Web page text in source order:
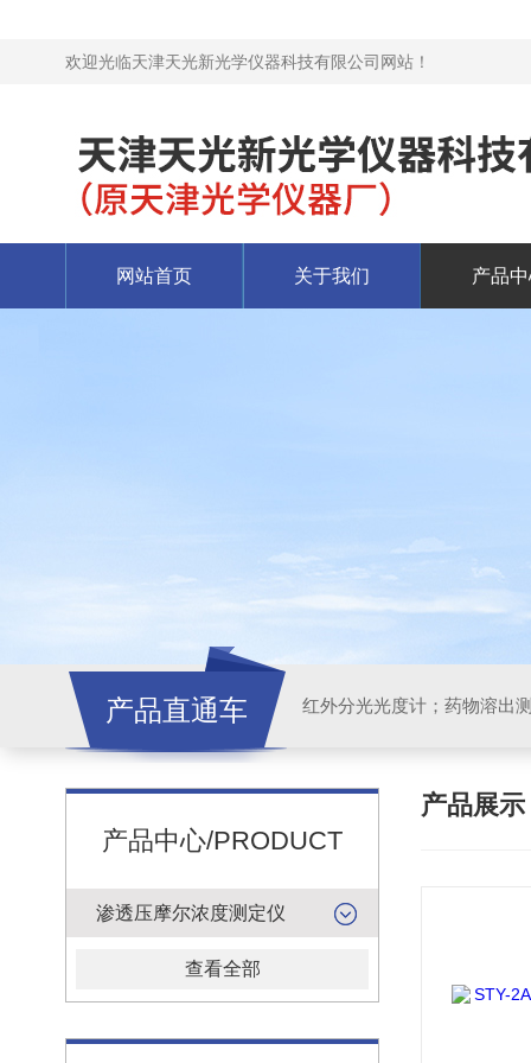
欢迎光临天津天光新光学仪器科技有限公司网站！
网站首页 关于我们 产品
产品直通车 红外分光光度计；药物溶出
产品中心/PRODUCT
渗透压摩尔浓度测定仪
查看全部
产品展示